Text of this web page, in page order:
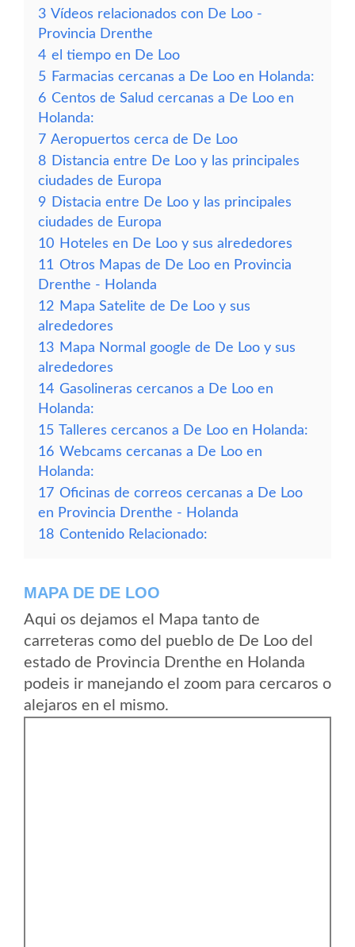
3 Vídeos relacionados con De Loo -
Provincia Drenthe
4 el tiempo en De Loo
5 Farmacias cercanas a De Loo en Holanda:
6 Centos de Salud cercanas a De Loo en
Holanda:
7 Aeropuertos cerca de De Loo
8 Distancia entre De Loo y las principales
ciudades de Europa
9 Distacia entre De Loo y las principales
ciudades de Europa
10 Hoteles en De Loo y sus alrededores
11 Otros Mapas de De Loo en Provincia
Drenthe - Holanda
12 Mapa Satelite de De Loo y sus
alrededores
13 Mapa Normal google de De Loo y sus
alrededores
14 Gasolineras cercanos a De Loo en
Holanda:
15 Talleres cercanos a De Loo en Holanda:
16 Webcams cercanas a De Loo en
Holanda:
17 Oficinas de correos cercanas a De Loo
en Provincia Drenthe - Holanda
18 Contenido Relacionado:
MAPA DE DE LOO
Aqui os dejamos el Mapa tanto de
carreteras como del pueblo de De Loo del
estado de Provincia Drenthe en Holanda
podeis ir manejando el zoom para cercaros o
alejaros en el mismo.